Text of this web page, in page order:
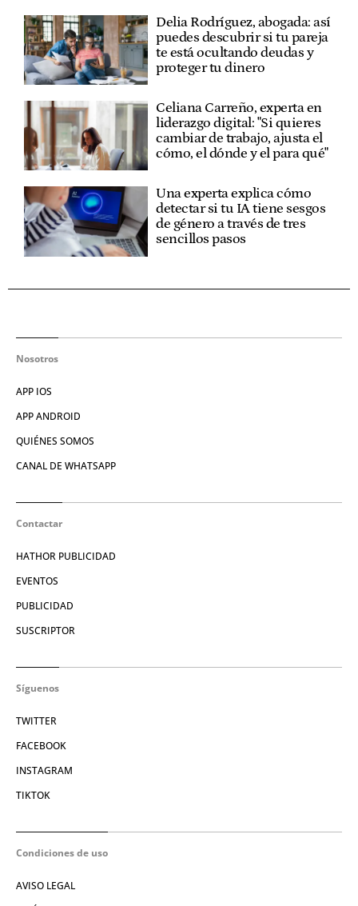
Delia Rodríguez, abogada: así
puedes descubrir si tu pareja
te está ocultando deudas y
proteger tu dinero
Celiana Carreño, experta en
liderazgo digital: "Si quieres
cambiar de trabajo, ajusta el
cómo, el dónde y el para qué"
Una experta explica cómo
detectar si tu IA tiene sesgos
de género a través de tres
sencillos pasos
Nosotros
APP IOS
APP ANDROID
QUIÉNES SOMOS
CANAL DE WHATSAPP
Contactar
HATHOR PUBLICIDAD
EVENTOS
PUBLICIDAD
SUSCRIPTOR
Síguenos
TWITTER
FACEBOOK
INSTAGRAM
TIKTOK
Condiciones de uso
AVISO LEGAL